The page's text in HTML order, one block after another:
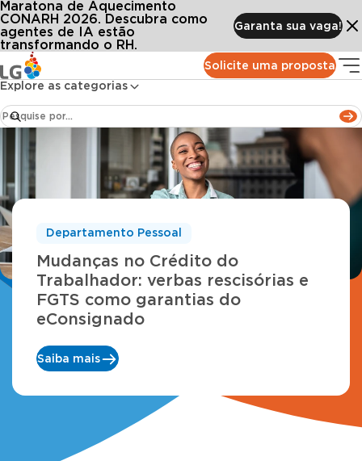
Solicite uma proposta
Explore as categorias
Maratona de Aquecimento
CONARH 2026. Descubra como
agentes de IA estão
transformando o RH.
Garanta sua vaga!
Blog LG lugar de gente
Mudanças no Crédito do
Trabalhador: verbas rescisórias e
FGTS como garantias do
eConsignado
Departamento Pessoal
Saiba mais